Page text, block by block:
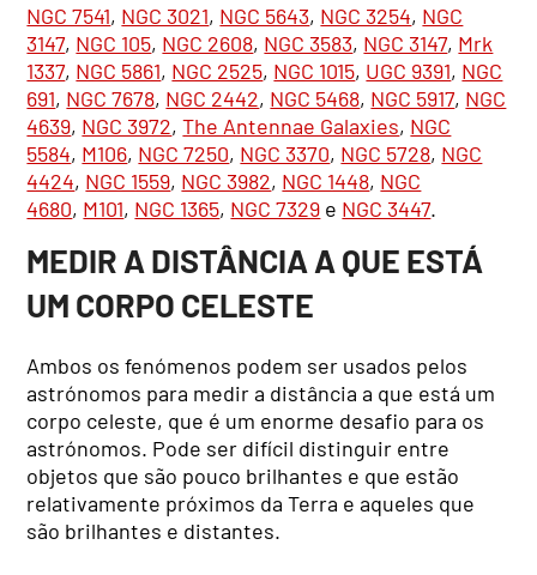
NGC 7541, NGC 3021, NGC 5643, NGC 3254, NGC
3147, NGC 105, NGC 2608, NGC 3583, NGC 3147, Mrk
1337, NGC 5861, NGC 2525, NGC 1015, UGC 9391, NGC
691, NGC 7678, NGC 2442, NGC 5468, NGC 5917, NGC
4639, NGC 3972,The Antennae Galaxies, NGC
5584, M106, NGC 7250, NGC 3370, NGC 5728, NGC
4424, NGC 1559, NGC 3982, NGC 1448, NGC
4680, M101, NGC 1365, NGC 7329 e NGC 3447.
MEDIR A DISTÂNCIA A QUE ESTÁ
UM CORPO CELESTE
Ambos os fenómenos podem ser usados pelos
astrónomos para medir a distância a que está um
corpo celeste, que é um enorme desafio para os
astrónomos. Pode ser difícil distinguir entre
objetos que são pouco brilhantes e que estão
relativamente próximos da Terra e aqueles que
são brilhantes e distantes.